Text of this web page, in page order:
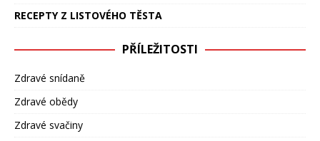
RECEPTY Z LISTOVÉHO TĚSTA
PŘÍLEŽITOSTI
Zdravé snídaně
Zdravé obědy
Zdravé svačiny